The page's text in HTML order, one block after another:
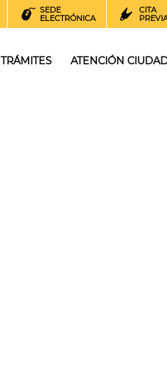
SEDE
ELECTRÓNICA
CITA
TRÁMITES ATENCIÓN